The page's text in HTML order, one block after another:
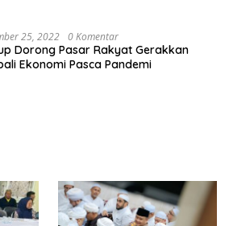
25, 2022 0 Komentar
Dorong Pasar Rakyat Gerakkan
Ekonomi Pasca Pandemi